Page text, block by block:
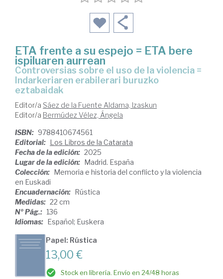
ETA frente a su espejo = ETA bere
ispiluaren aurrean
Controversias sobre el uso de la violencia =
Indarkeriaren erabilerari buruzko
eztabaidak
Editor/a Sáez de la Fuente Aldama, Izaskun
Editor/a Bermúdez Vélez, Ángela
ISBN: 9788410674561
Editorial: Los Libros de la Catarata
Fecha de la edición: 2025
Lugar de la edición: Madrid. España
Colección: Memoria e historia del conflicto y la violencia
en Euskadi
Encuadernación: Rústica
Medidas: 22 cm
Nº Pág.: 136
Idiomas: Español; Euskera
Papel: Rústica
13,00 €
Stock en librería. Envío en 24/48 horas